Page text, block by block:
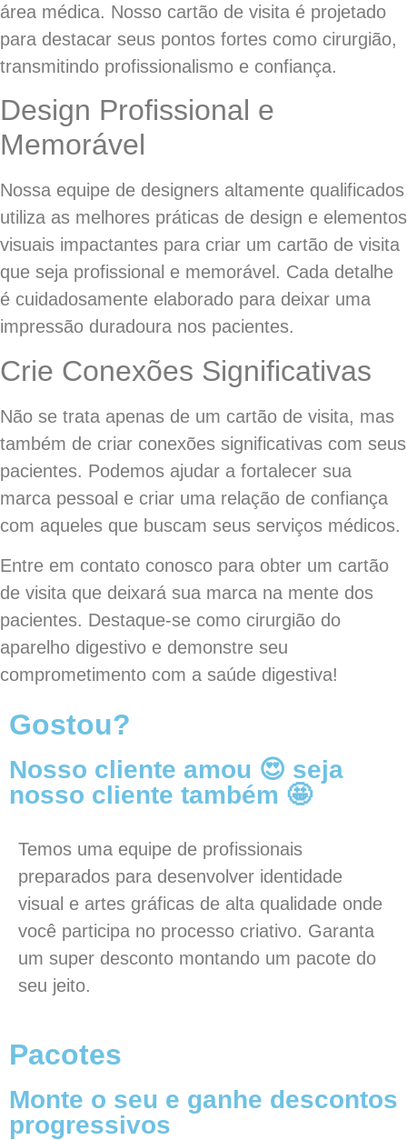
área médica. Nosso cartão de visita é projetado
para destacar seus pontos fortes como cirurgião,
transmitindo profissionalismo e confiança.
Design Profissional e
Memorável
Nossa equipe de designers altamente qualificados
utiliza as melhores práticas de design e elementos
visuais impactantes para criar um cartão de visita
que seja profissional e memorável. Cada detalhe
é cuidadosamente elaborado para deixar uma
impressão duradoura nos pacientes.
Crie Conexões Significativas
Não se trata apenas de um cartão de visita, mas
também de criar conexões significativas com seus
pacientes. Podemos ajudar a fortalecer sua
marca pessoal e criar uma relação de confiança
com aqueles que buscam seus serviços médicos.
Entre em contato conosco para obter um cartão
de visita que deixará sua marca na mente dos
pacientes. Destaque-se como cirurgião do
aparelho digestivo e demonstre seu
comprometimento com a saúde digestiva!
Gostou?
Nosso cliente amou 😍 seja
nosso cliente também 🤩
Temos uma equipe de profissionais
preparados para desenvolver identidade
visual e artes gráficas de alta qualidade onde
você participa no processo criativo. Garanta
um super desconto montando um pacote do
seu jeito.
Pacotes
Monte o seu e ganhe descontos
progressivos